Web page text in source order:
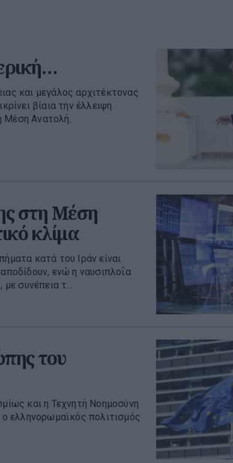
και μεγάλος αρχιτέκτονας
βίαια την έλλειψη
Μέση Ανατολή.
στη Μέση
κλίμα
κατά του Ιράν είναι
ενώ η ναυσιπλοΐα
συνέπεια τ...
του
και η Τεχνητή Νοημοσύνη
ελληνορωμαϊκός πολιτισμός